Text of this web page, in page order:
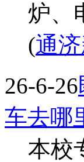
炉、
(通
26-6-26
车去哪
本校